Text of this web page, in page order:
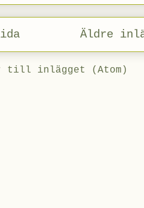
Äldre
till inlägget (Atom)